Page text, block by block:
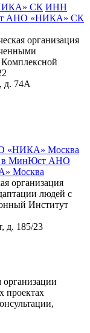
СК ИНН
АНО «НИКА» СК
организация
д. 74А
Москва
в МинЮст АНО
Москва
организация
людей с
Институт
д. 185/23
организации
проектах